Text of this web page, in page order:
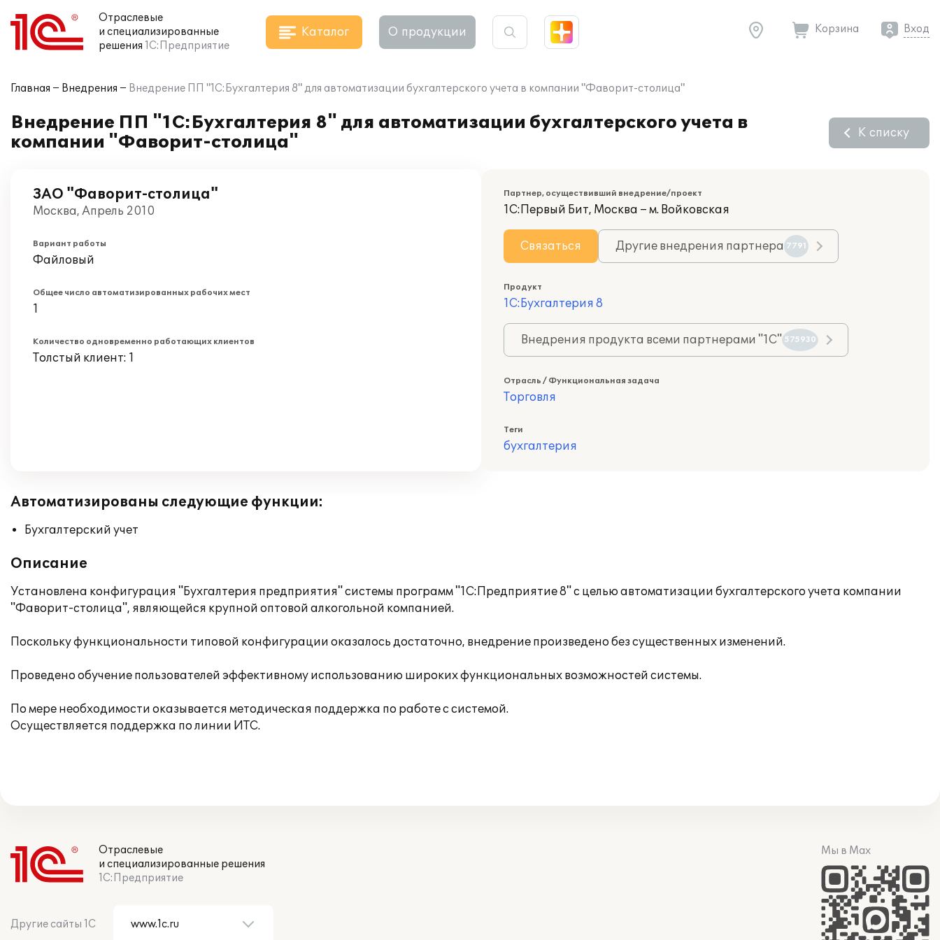
Отраслевые
и специализированные
решения 1С:Предприятие
Каталог О продукции Корзина Вход
Главная Внедрения Внедрение ПП "1С:Бухгалтерия 8" для автоматизации бухгалтерского учета в компании "Фаворит-столица"
Внедрение ПП "1С:Бухгалтерия 8" для автоматизации бухгалтерского учета в
компании "Фаворит-столица"
К списку
ЗАО "Фаворит-столица"
Москва, Апрель 2010
Вариант работы
Файловый
Общее число автоматизированных рабочих мест
1
Количество одновременно работающих клиентов
Толстый клиент: 1
Партнер, осуществивший внедрение/проект
1С:Первый Бит, Москва – м. Войковская
Связаться Другие внедрения партнера 7791
Продукт
1С:Бухгалтерия 8
Внедрения продукта всеми партнерами "1С" 575930
Отрасль / Функциональная задача
Торговля
Теги
бухгалтерия
Автоматизированы следующие функции:
Бухгалтерский учет
Описание
Установлена конфигурация "Бухгалтерия предприятия" системы программ "1С:Предприятие 8" с целью автоматизации бухгалтерского учета компании
"Фаворит-столица", являющейся крупной оптовой алкогольной компанией.
Поскольку функциональности типовой конфигурации оказалось достаточно, внедрение произведено без существенных изменений.
Проведено обучение пользователей эффективному использованию широких функциональных возможностей системы.
По мере необходимости оказывается методическая поддержка по работе с системой.
Осуществляется поддержка по линии ИТС.
Отраслевые
и специализированные решения
1С:Предприятие
Другие сайты 1С
Мы в Max